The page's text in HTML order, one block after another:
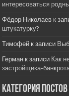
интересоваться
Фёдор Николаев к
штукатурку?
Тимофей к записи
Герман к записи Как
застройщика-
Категория постов